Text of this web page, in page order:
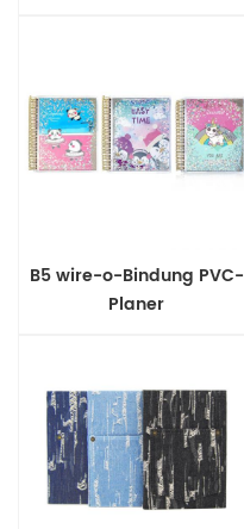
B5 wire-o-Bindung PVC-
Planer